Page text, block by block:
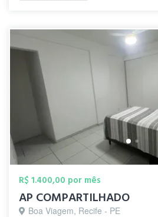
R$ 1.400,00 por mês
AP COMPARTILHADO
Boa Viagem, Recife - PE